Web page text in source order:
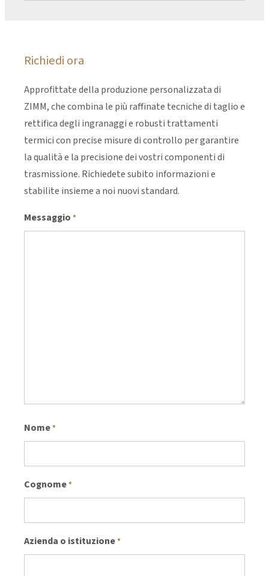
Richiedi ora
Approfittate della produzione personalizzata di
ZIMM, che combina le più raffinate tecniche di taglio e
rettifica degli ingranaggi e robusti trattamenti
termici con precise misure di controllo per garantire
la qualità e la precisione dei vostri componenti di
trasmissione. Richiedete subito informazioni e
stabilite insieme a noi nuovi standard.
Messaggio *
Nome*
Cognome*
Azienda o istituzione*